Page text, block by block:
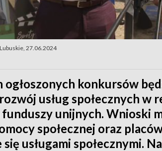
27.06.2024
ogłoszonych konkursów
usług społecznych w
unijnych. Wnioski
społecznej oraz
się usługami społecznymi.